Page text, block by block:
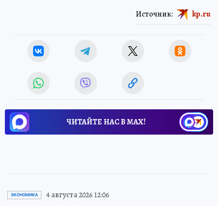
Источник: kp.ru
ЧИТАЙТЕ НАС В МАХ!
ЭКОНОМИКА 4 августа 2026 12:06